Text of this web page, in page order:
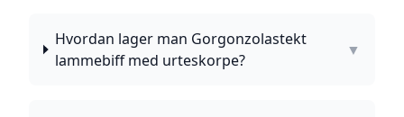
Hvordan lager man Gorgonzolastekt
lammebiff med urteskorpe?
▼